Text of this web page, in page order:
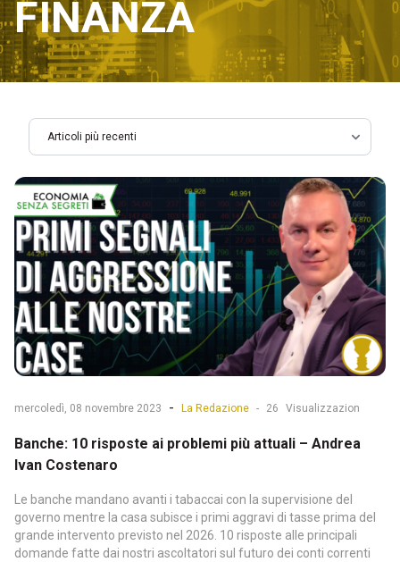
FINANZA
mercoledì, 08 novembre 2023 - La Redazione - 26 Visualizzazion
Banche: 10 risposte ai problemi più attuali – Andrea
Ivan Costenaro
Le banche mandano avanti i tabaccai con la supervisione del
governo mentre la casa subisce i primi aggravi di tasse prima del
grande intervento previsto nel 2026. 10 risposte alle principali
domande fatte dai nostri ascoltatori sul futuro dei conti correnti